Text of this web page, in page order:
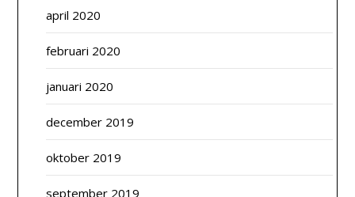
april 2020
februari 2020
januari 2020
december 2019
oktober 2019
september 2019